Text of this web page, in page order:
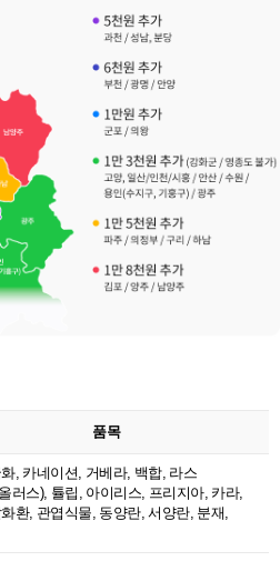
품목
, 카네이션, 거베라, 백합, 라스
러스), 튤립, 아이리스, 프리지아, 카라,
환, 관엽식물, 동양란, 서양란, 분재,